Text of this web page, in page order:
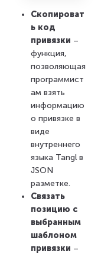
Скопироват
ь код
привязки –
функция,
позволяющая
программист
ам взять
информацию
о привязке в
виде
внутреннего
языка Tangl в
JSON
разметке.
Связать
позицию с
выбранным
шаблоном
привязки –